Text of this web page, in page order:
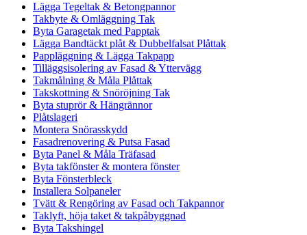
Lägga Tegeltak & Betongpannor
Takbyte & Omläggning Tak
Byta Garagetak med Papptak
Lägga Bandtäckt plåt & Dubbelfalsat Plåttak
Pappläggning & Lägga Takpapp
Tilläggsisolering av Fasad & Yttervägg
Takmålning & Måla Plåttak
Takskottning & Snöröjning Tak
Byta stuprör & Hängrännor
Plåtslageri
Montera Snörasskydd
Fasadrenovering & Putsa Fasad
Byta Panel & Måla Träfasad
Byta takfönster & montera fönster
Byta Fönsterbleck
Installera Solpaneler
Tvätt & Rengöring av Fasad och Takpannor
Taklyft, höja taket & takpåbyggnad
Byta Takshingel